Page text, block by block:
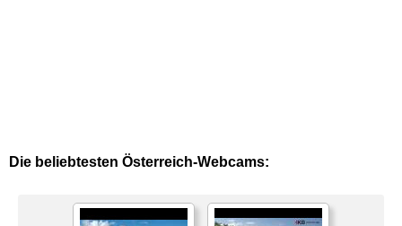
Die beliebtesten Österreich-Webcams: